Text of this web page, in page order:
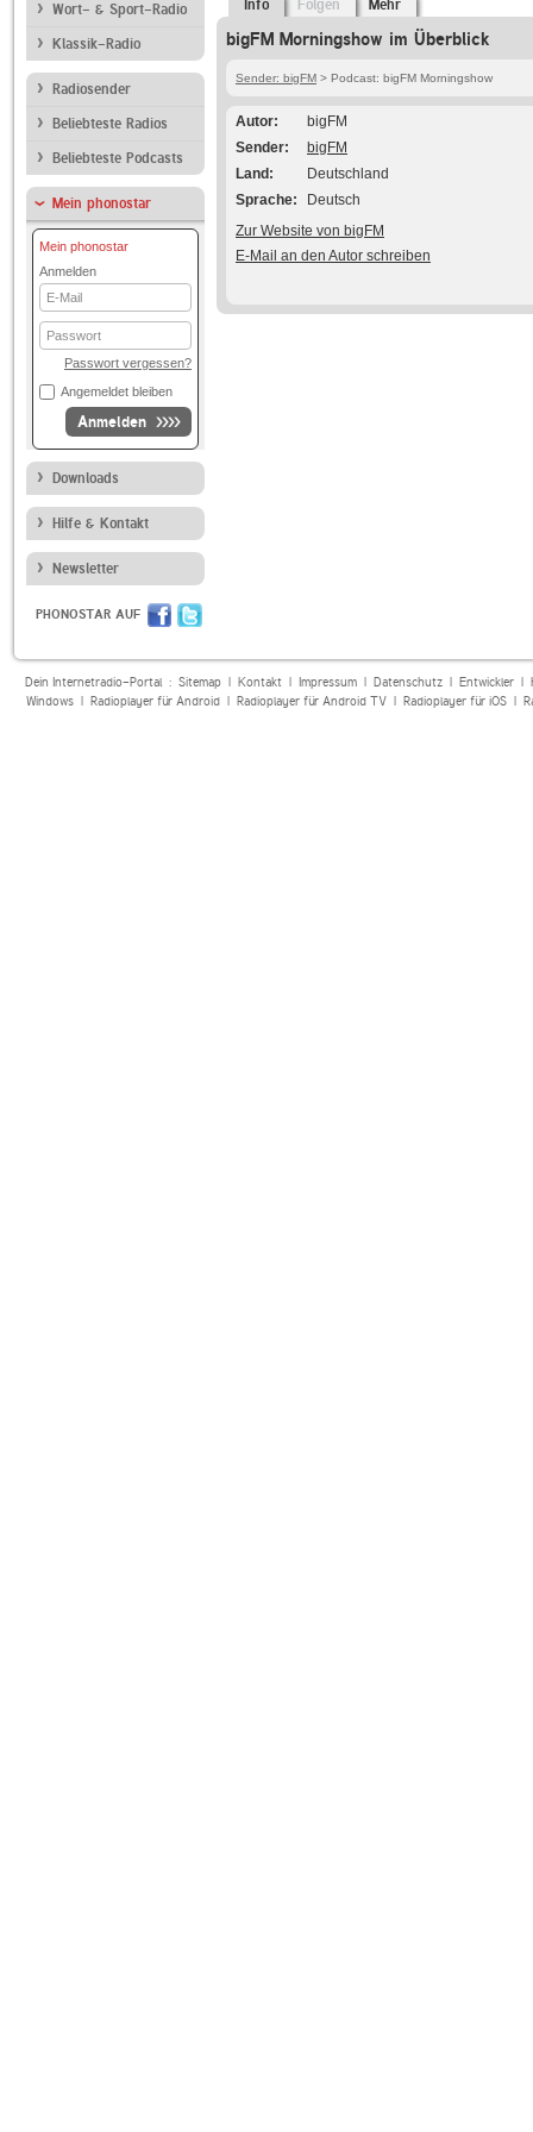
Wort- & Sport-Radio
Klassik-Radio
Radiosender
Beliebteste Radios
Beliebteste Podcasts
Mein phonostar
Mein phonostar
Anmelden
E-
Mail
Passwort
Passwort vergessen?
Angemeldet bleiben
Anmelden
Downloads
Hilfe & Kontakt
Newsletter
PHONOSTAR AUF
Info Folgen Mehr
bigFM Morningshow im Überblick
Sender: bigFM > Podcast: bigFM Morningshow
Autor
bigFM
Sender
bigFM
Land
Deutschland
Sprache
Deutsch
Zur Website von bigFM
E-Mail an den Autor schreiben
Dein Internetradio-Portal : Sitemap| Kontakt| Impressum| Datenschutz| Entwickler|
Windows| Radioplayer für Android| Radioplayer für Android TV| Radioplayer für iOS|